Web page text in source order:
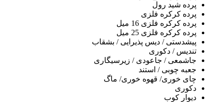
پرده شید رول
پرده کرکره فلزی
پرده کرکره فلزی 16 میل
پرده کرکره فلزی 25 میل
پیشدستی / دیس پذیرایی / بشقاب
تندیس / دکوری
جاشمعی / جاعودی / زیرسیگاری
جعبه چوبی / استند
چای خوری/ قهوه خوری/ ماگ
دکوری
دیوار کوب